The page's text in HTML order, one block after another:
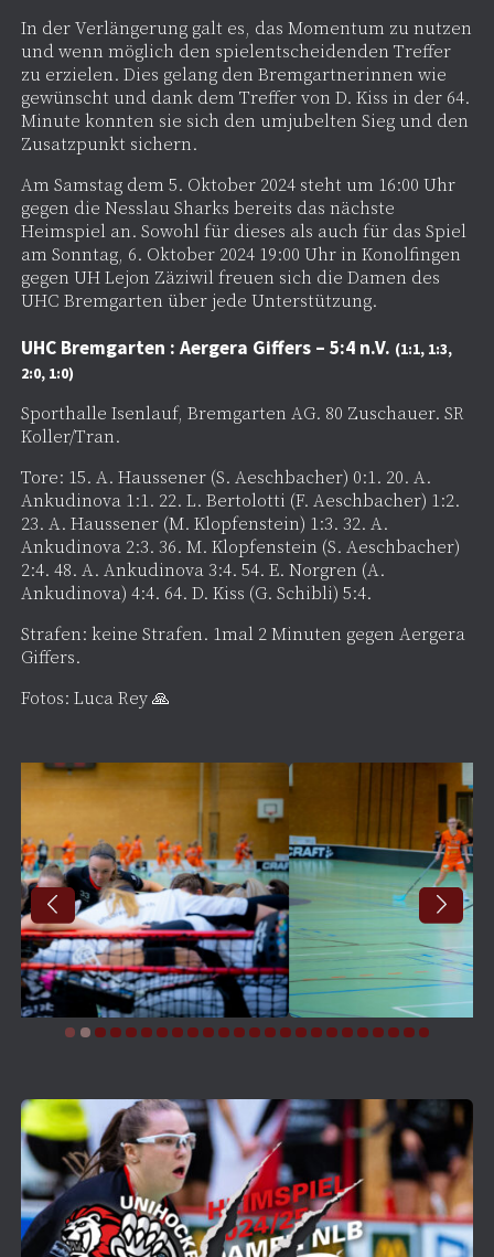
In der Verlängerung galt es, das Momentum zu nutzen
und wenn möglich den spielentscheidenden Treffer
zu erzielen. Dies gelang den Bremgartnerinnen wie
gewünscht und dank dem Treffer von D. Kiss in der 64.
Minute konnten sie sich den umjubelten Sieg und den
Zusatzpunkt sichern.
Am Samstag dem 5. Oktober 2024 steht um 16:00 Uhr
gegen die Nesslau Sharks bereits das nächste
Heimspiel an. Sowohl für dieses als auch für das Spiel
am Sonntag, 6. Oktober 2024 19:00 Uhr in Konolfingen
gegen UH Lejon Zäziwil freuen sich die Damen des
UHC Bremgarten über jede Unterstützung.
UHC Bremgarten : Aergera Giffers – 5:4 n.V. (1:1, 1:3,
2:0, 1:0)
Sporthalle Isenlauf, Bremgarten AG. 80 Zuschauer. SR
Koller/Tran.
Tore: 15. A. Haussener (S. Aeschbacher) 0:1. 20. A.
Ankudinova 1:1. 22. L. Bertolotti (F. Aeschbacher) 1:2.
23. A. Haussener (M. Klopfenstein) 1:3. 32. A.
Ankudinova 2:3. 36. M. Klopfenstein (S. Aeschbacher)
2:4. 48. A. Ankudinova 3:4. 54. E. Norgren (A.
Ankudinova) 4:4. 64. D. Kiss (G. Schibli) 5:4.
Strafen: keine Strafen. 1mal 2 Minuten gegen Aergera
Giffers.
Fotos: Luca Rey 🙏